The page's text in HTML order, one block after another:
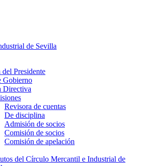
Presidente
Gobierno
Directiva
Revisora de cuentas
De disciplina
Admisión de socios
Comisión de socios
Comisión de apelación
del Círculo Mercantil e Industrial de